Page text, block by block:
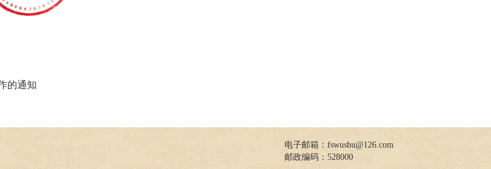
的通知
电子邮箱：fswushu@126.com
邮政编码：528000